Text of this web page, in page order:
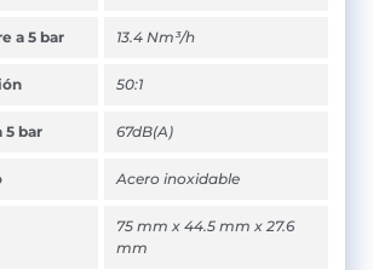
a 5 bar 13.4 Nm³/h
50:1
5 bar 67dB(A)
Acero inoxidable
75 mm x 44.5 mm x 27.6
mm